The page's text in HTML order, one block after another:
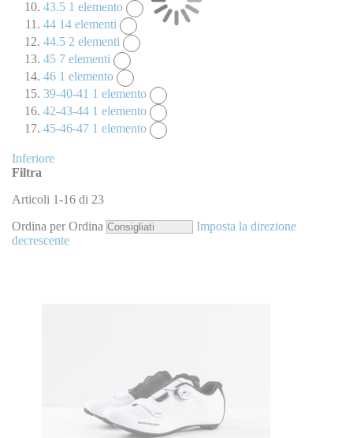
Filtra
Articoli 1-16 di 23
Ordina per Ordina
Imposta la direzione
decrescente
43.5 1 elemento
44 14 elementi
44.5 2 elementi
45 7 elementi
46 1 elemento
39-40-41 1 elemento
42-43-44 1 elemento
45-46-47 1 elemento
Inferiore